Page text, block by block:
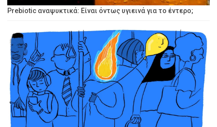
Prebiotic αναψυκτικά: Είναι όντως υγιεινά για το έντερο;